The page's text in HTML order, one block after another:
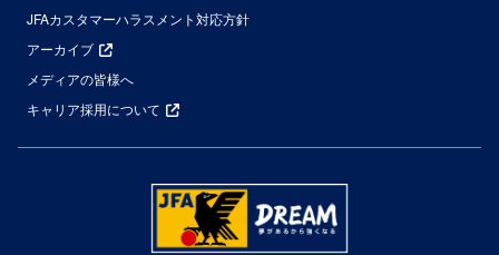
JFAカスタマーハラスメント対応方針
アーカイブ
メディアの皆様へ
キャリア採用について